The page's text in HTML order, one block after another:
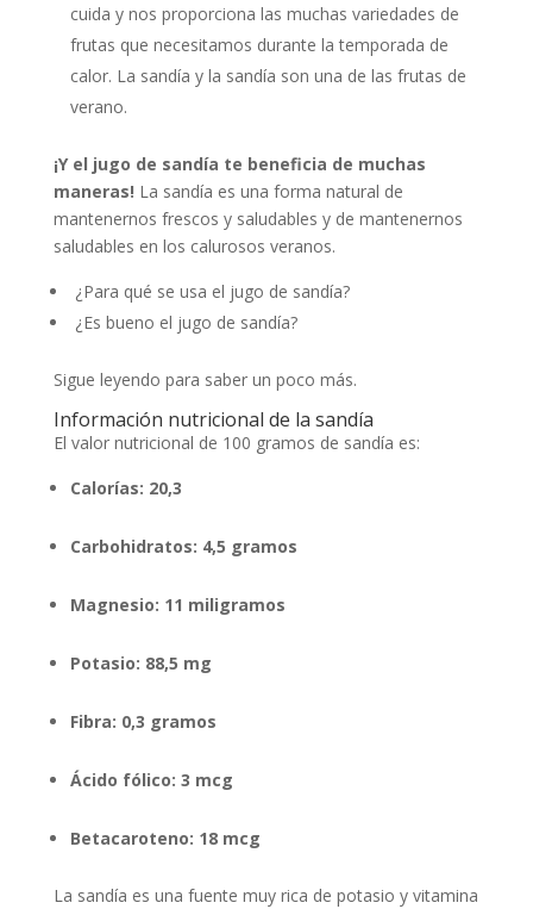
cuida y nos proporciona las muchas variedades de
frutas que necesitamos durante la temporada de
calor. La sandía y la sandía son una de las frutas de
verano.
¡Y el jugo de sandía te beneficia de muchas
maneras! La sandía es una forma natural de
mantenernos frescos y saludables y de mantenernos
saludables en los calurosos veranos.
¿Para qué se usa el jugo de sandía?
¿Es bueno el jugo de sandía?
Sigue leyendo para saber un poco más.
Información nutricional de la sandía
El valor nutricional de 100 gramos de sandía es:
Calorías: 20,3
Carbohidratos: 4,5 gramos
Magnesio: 11 miligramos
Potasio: 88,5 mg
Fibra: 0,3 gramos
Ácido fólico: 3 mcg
Betacaroteno: 18 mcg
La sandía es una fuente muy rica de potasio y vitamina